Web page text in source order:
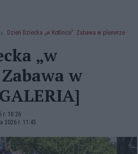
Dzień Dziecka „w Kotlince”. Zabawa w plenerze
„w
w
r. 18:26
2026 r. 11:45